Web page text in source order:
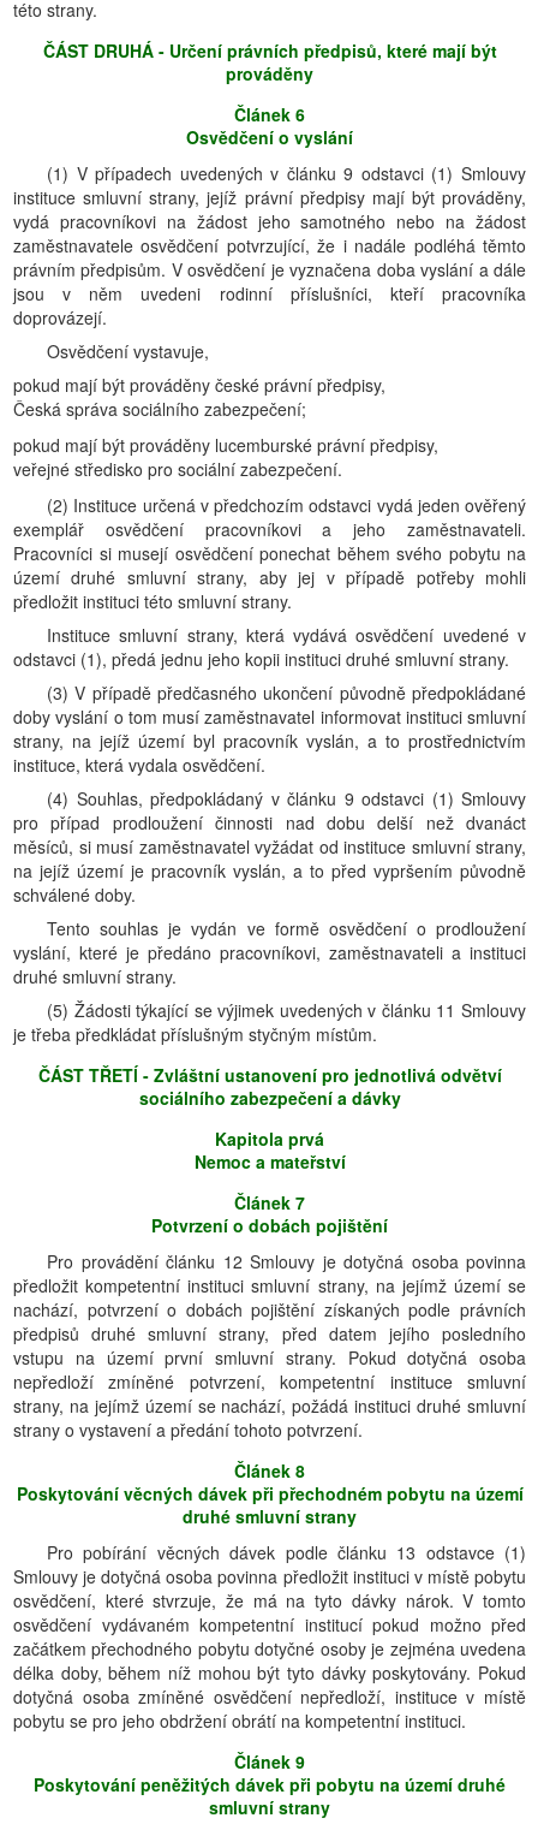
této strany.
ČÁST DRUHÁ - Určení právních předpisů, které mají být
prováděny
Článek 6
Osvědčení o vyslání
(1) V případech uvedených v článku 9 odstavci (1) Smlouvy
instituce smluvní strany, jejíž právní předpisy mají být prováděny,
vydá pracovníkovi na žádost jeho samotného nebo na žádost
zaměstnavatele osvědčení potvrzující, že i nadále podléhá těmto
právním předpisům. V osvědčení je vyznačena doba vyslání a dále
jsou v něm uvedeni rodinní příslušníci, kteří pracovníka
doprovázejí.
Osvědčení vystavuje,
pokud mají být prováděny české právní předpisy,
Česká správa sociálního zabezpečení;
pokud mají být prováděny lucemburské právní předpisy,
veřejné středisko pro sociální zabezpečení.
(2) Instituce určená v předchozím odstavci vydá jeden ověřený
exemplář osvědčení pracovníkovi a jeho zaměstnavateli.
Pracovníci si musejí osvědčení ponechat během svého pobytu na
území druhé smluvní strany, aby jej v případě potřeby mohli
předložit instituci této smluvní strany.
Instituce smluvní strany, která vydává osvědčení uvedené v
odstavci (1), předá jednu jeho kopii instituci druhé smluvní strany.
(3) V případě předčasného ukončení původně předpokládané
doby vyslání o tom musí zaměstnavatel informovat instituci smluvní
strany, na jejíž území byl pracovník vyslán, a to prostřednictvím
instituce, která vydala osvědčení.
(4) Souhlas, předpokládaný v článku 9 odstavci (1) Smlouvy
pro případ prodloužení činnosti nad dobu delší než dvanáct
měsíců, si musí zaměstnavatel vyžádat od instituce smluvní strany,
na jejíž území je pracovník vyslán, a to před vypršením původně
schválené doby.
Tento souhlas je vydán ve formě osvědčení o prodloužení
vyslání, které je předáno pracovníkovi, zaměstnavateli a instituci
druhé smluvní strany.
(5) Žádosti týkající se výjimek uvedených v článku 11 Smlouvy
je třeba předkládat příslušným styčným místům.
ČÁST TŘETĺ - Zvláštní ustanovení pro jednotlivá odvětví
sociálního zabezpečení a dávky
Kapitola prvá
Nemoc a mateřství
Článek 7
Potvrzení o dobách pojištění
Pro provádění článku 12 Smlouvy je dotyčná osoba povinna
předložit kompetentní instituci smluvní strany, na jejímž území se
nachází, potvrzení o dobách pojištění získaných podle právních
předpisů druhé smluvní strany, před datem jejího posledního
vstupu na území první smluvní strany. Pokud dotyčná osoba
nepředloží zmíněné potvrzení, kompetentní instituce smluvní
strany, na jejímž území se nachází, požádá instituci druhé smluvní
strany o vystavení a předání tohoto potvrzení.
Článek 8
Poskytování věcných dávek při přechodném pobytu na území
druhé smluvní strany
Pro pobírání věcných dávek podle článku 13 odstavce (1)
Smlouvy je dotyčná osoba povinna předložit instituci v místě pobytu
osvědčení, které stvrzuje, že má na tyto dávky nárok. V tomto
osvědčení vydávaném kompetentní institucí pokud možno před
začátkem přechodného pobytu dotyčné osoby je zejména uvedena
délka doby, během níž mohou být tyto dávky poskytovány. Pokud
dotyčná osoba zmíněné osvědčení nepředloží, instituce v místě
pobytu se pro jeho obdržení obrátí na kompetentní instituci.
Článek 9
Poskytování peněžitých dávek při pobytu na území druhé
smluvní strany